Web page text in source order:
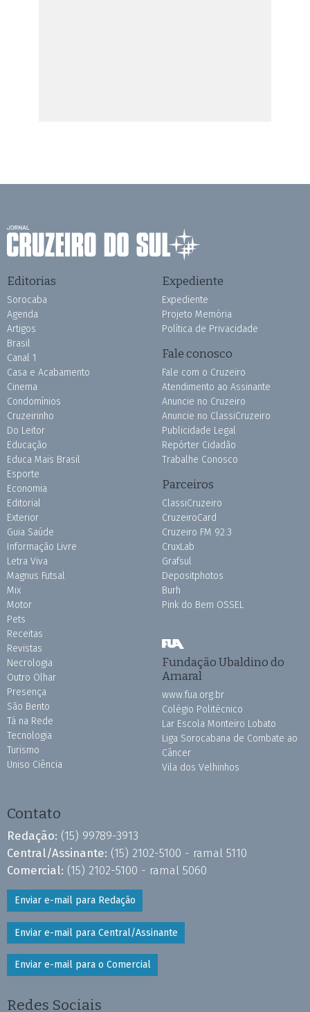
Editorias
Sorocaba
Agenda
Artigos
Brasil
Canal 1
Casa e Acabamento
Cinema
Condomínios
Cruzeirinho
Do Leitor
Educação
Educa Mais Brasil
Esporte
Economia
Editorial
Exterior
Guia Saúde
Informação Livre
Letra Viva
Magnus Futsal
Mix
Motor
Pets
Receitas
Revistas
Necrologia
Outro Olhar
Presença
São Bento
Tá na Rede
Tecnologia
Turismo
Uniso Ciência
Expediente
Expediente
Projeto Memória
Política de Privacidade
Fale conosco
Fale com o Cruzeiro
Atendimento ao Assinante
Anuncie no Cruzeiro
Anuncie no ClassiCruzeiro
Publicidade Legal
Repórter Cidadão
Trabalhe Conosco
Parceiros
ClassiCruzeiro
CruzeiroCard
Cruzeiro FM 92.3
CruxLab
Grafsul
Depositphotos
Burh
Pink do Bem OSSEL
Fundação Ubaldino do
Amaral
www.fua.org.br
Colégio Politécnico
Lar Escola Monteiro Lobato
Liga Sorocabana de Combate ao
Câncer
Vila dos Velhinhos
Contato
Redação: (15) 99789-3913
Central/Assinante: (15) 2102-5100 - ramal 5110
Comercial: (15) 2102-5100 - ramal 5060
Enviar e-mail para Redação
Enviar e-mail para Central/Assinante
Enviar e-mail para o Comercial
Redes Sociais